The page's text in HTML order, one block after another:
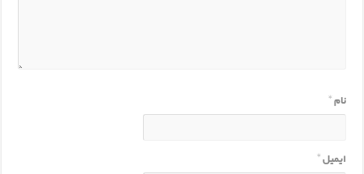
نام*
ایمیل*